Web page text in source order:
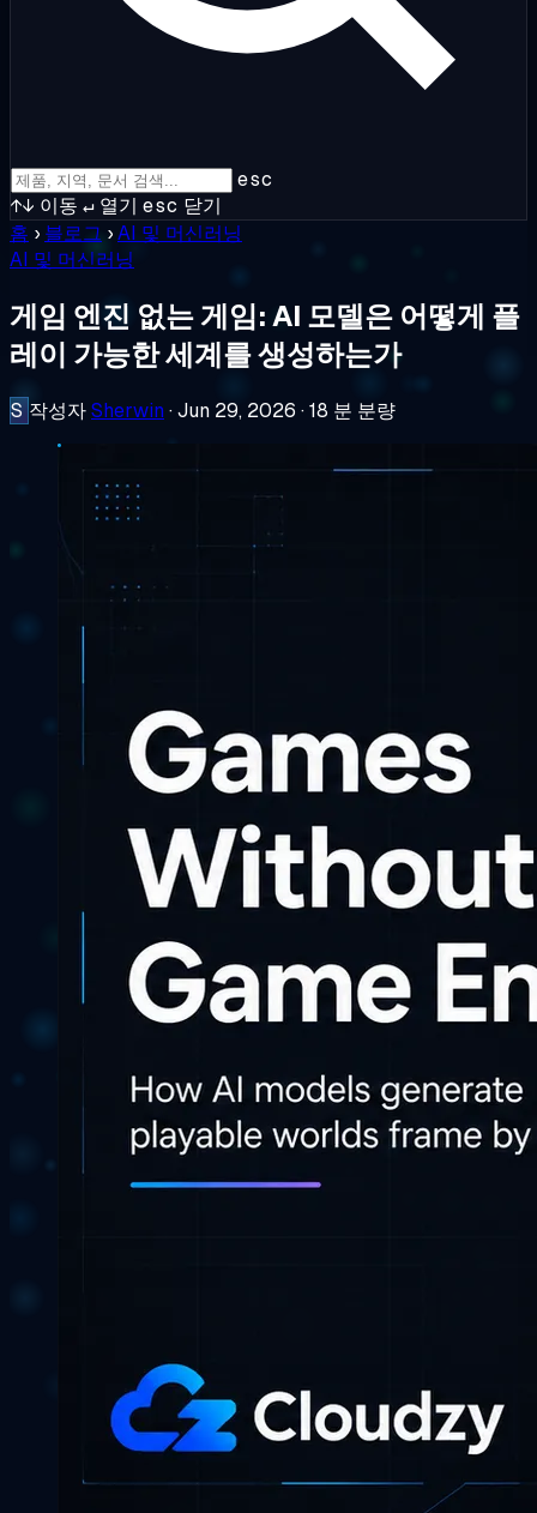
esc
↑↓ 이동 ↵ 열기 esc 닫기
홈 › 블로그 ›AI 및 머신러닝
AI 및 머신러닝
게임 엔진 없는 게임: AI 모델은 어떻게 플
레이 가능한 세계를 생성하는가
S 작성자Sherwin ·Jun 29, 2026 ·18 분 분량